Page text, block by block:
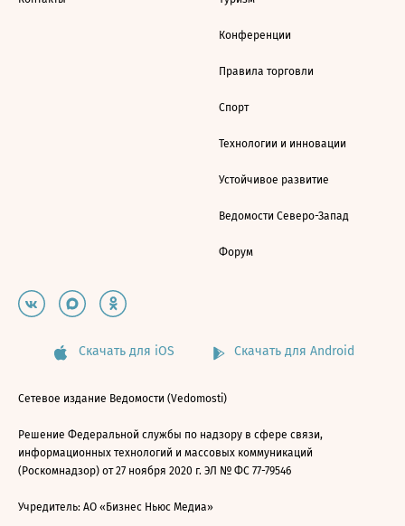
Конференции
Правила торговли
Спорт
Технологии и инновации
Устойчивое развитие
Ведомости Северо-Запад
Форум
Скачать для iOS Скачать для Android
Сетевое издание Ведомости (Vedomosti)
Решение Федеральной службы по надзору в сфере связи,
информационных технологий и массовых коммуникаций
(Роскомнадзор) от 27 ноября 2020 г. ЭЛ № ФС 77-79546
Учредитель: АО «Бизнес Ньюс Медиа»